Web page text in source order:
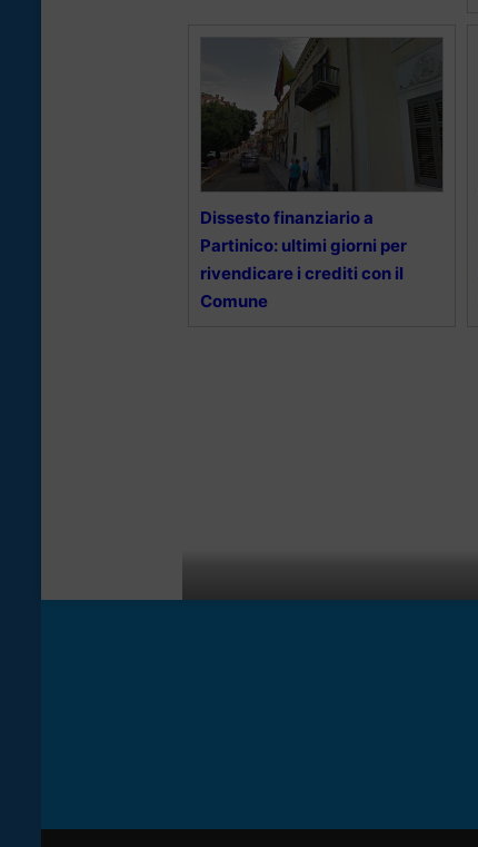
Dissesto finanziario a
Partinico: ultimi giorni per
rivendicare i crediti con il
Comune